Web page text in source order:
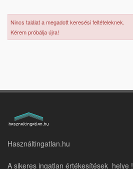
Nincs találat a megadott keresési feltételeknek.
Kérem próbálja újra!
Használtingatlan.hu
A sikeres ingatlan értékesítések helye !